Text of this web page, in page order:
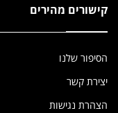
קישורים מהירים
הסיפור שלנו
יצירת קשר
הצהרת נגישות